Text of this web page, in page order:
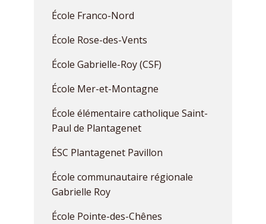
École Franco-Nord
École Rose-des-Vents
École Gabrielle-Roy (CSF)
École Mer-et-Montagne
École élémentaire catholique Saint-
Paul de Plantagenet
ÉSC Plantagenet Pavillon
École communautaire régionale
Gabrielle Roy
École Pointe-des-Chênes